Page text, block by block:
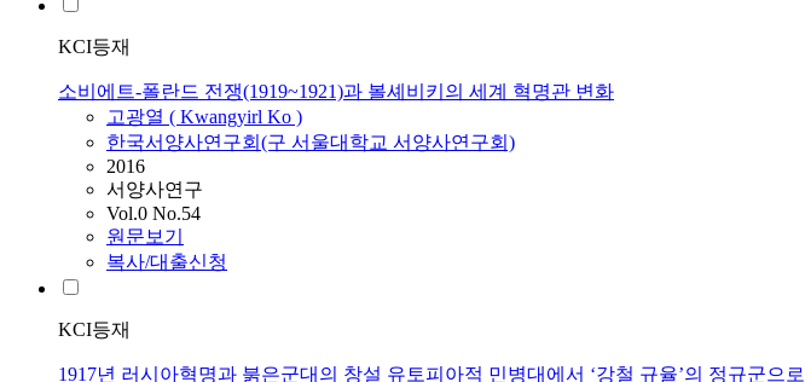
KCI등재
소비에트-폴란드 전쟁(1919~1921)과 볼셰비키의 세계 혁명관 변화
고광열 ( Kwangyirl Ko )
한국서양사연구회(구 서울대학교 서양사연구회)
2016
서양사연구
Vol.0 No.54
원문보기
복사/대출신청
KCI등재
1917년 러시아혁명과 붉은군대의 창설 유토피아적 민병대에서 ‘강철 규율’의 정규군으로